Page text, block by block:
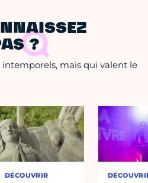
?
intemporels, mais qui valent le
DÉCOUVRIR